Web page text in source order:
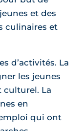
et des
culinaires et
d’activités. La
les jeunes
culturel. La
en
qui ont